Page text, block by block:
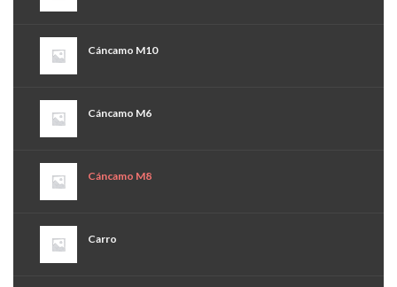
Cáncamo M10
Cáncamo M6
Cáncamo M8
Carro